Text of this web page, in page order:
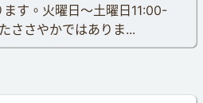
ます。火曜日〜土曜日11:00-
ささやかではありま...